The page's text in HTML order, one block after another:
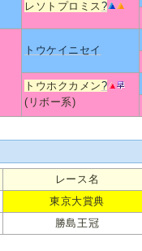
レソトプロミス ?
トウケイニセイ
トウホクカメン?
(リボー系)
レース名
東京大賞典
勝島王冠